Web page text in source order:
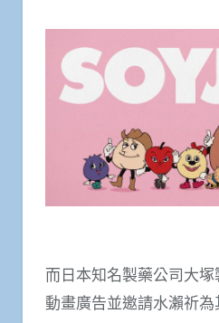
而日本知名製藥公司大
動畫廣告並邀請水瀨祈